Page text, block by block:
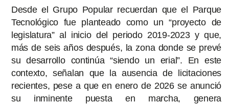
Desde el Grupo Popular recuerdan que el Parque
Tecnológico fue planteado como un “proyecto de
legislatura” al inicio del periodo 2019-2023 y que,
más de seis años después, la zona donde se prevé
su desarrollo continúa “siendo un erial”. En este
contexto, señalan que la ausencia de licitaciones
recientes, pese a que en enero de 2026 se anunció
su inminente puesta en marcha, genera